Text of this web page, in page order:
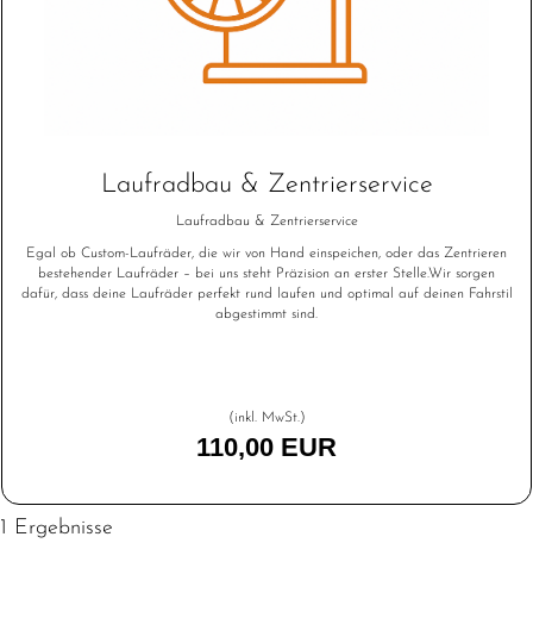
Laufradbau & Zentrierservice
Laufradbau & Zentrierservice
Egal ob Custom-Laufräder, die wir von Hand einspeichen, oder das Zentrieren
bestehender Laufräder – bei uns steht Präzision an erster Stelle.Wir sorgen
dafür, dass deine Laufräder perfekt rund laufen und optimal auf deinen Fahrstil
abgestimmt sind.
(inkl. MwSt.)
110,00 EUR
1 Ergebnisse